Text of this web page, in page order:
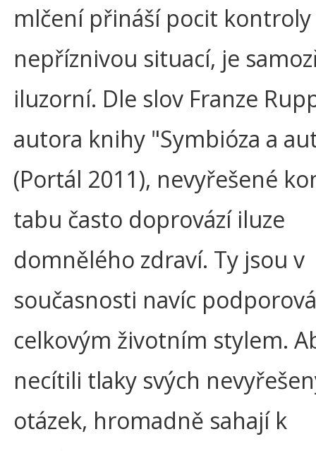
mlčení přináší pocit
nepříznivou situací, je
iluzorní. Dle slov Franze
autora knihy "Symbióza a
(Portál 2011), nevyřešené
tabu často doprovází iluze
domnělého zdraví. Ty jsou v
současnosti navíc
celkovým životním stylem.
necítili tlaky svých
otázek, hromadně sahají k